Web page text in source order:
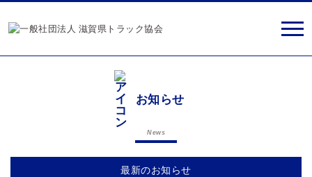
お知らせ
News
最新のお知らせ